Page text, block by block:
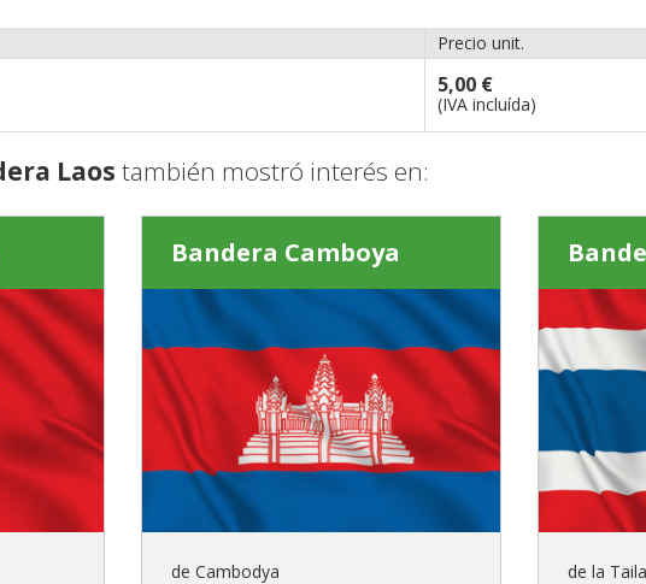
Precio unit.
5,00 €
(IVA incluída)
Laos también mostró interés en:
Bandera Camboya
de Cambodya de la